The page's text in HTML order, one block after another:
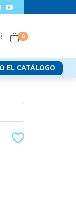
0
EL CATÁLOGO